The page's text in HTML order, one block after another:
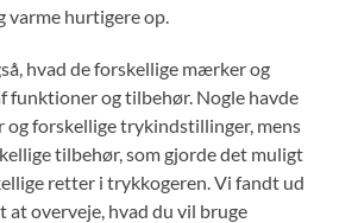
hurtigere op.
hvad de forskellige mærker og
funktioner og tilbehør. Nogle havde
og forskellige trykindstillinger, mens
tilbehør, som gjorde det muligt
retter i trykkogeren. Vi fandt ud
at overveje, hvad du vil bruge